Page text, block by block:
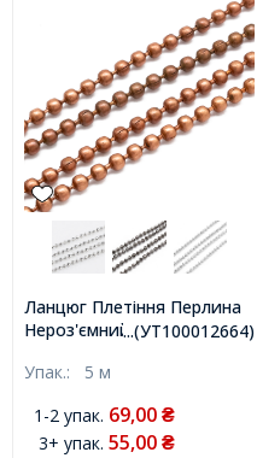
...(УТ100012664)
Ланцюг Плетіння Перлина
Нероз'ємний Залізний,
(УТ100012664)
Упак.: 5 м
1-2 упак. 69,00 ₴
3+ упак. 55,00 ₴